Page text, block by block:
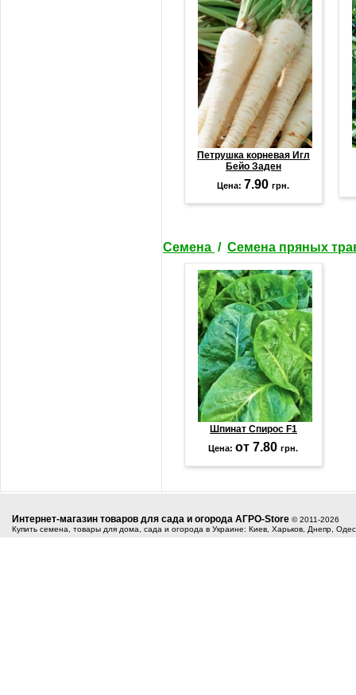
Петрушка корневая Игл
Бейо Заден
Цена: 7.90грн.
Семена / Семена пряных
Шпинат Спирос F1
Цена:от 7.80грн.
Интернет-магазин товаров для сада и огорода АГРО-Store © 2011-2026
Купить семена, товары для дома, сада и огорода в Украине: Киев, Харьков, Днепр,